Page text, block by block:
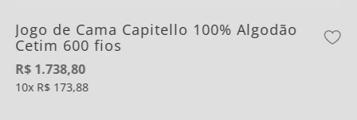
Jogo de Cama Capitello 100% Algodão
Cetim 600 fios
R$ 1.738,80
10 R$ 173,88